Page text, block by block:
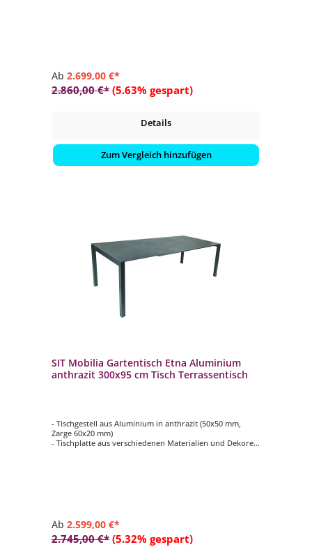
Ab 2.699,00 €*
2.860,00 €* (5.63% gespart)
Details
Zum Vergleich hinzufügen
SIT Mobilia Gartentisch Etna Aluminium
anthrazit 300x95 cm Tisch Terrassentisch
- Tischgestell aus Aluminium in anthrazit (50x50 mm,
Zarge 60x20 mm)
- Tischplatte aus verschiedenen Materialien und Dekoren
Ab 2.599,00 €*
2.745,00 €* (5.32% gespart)